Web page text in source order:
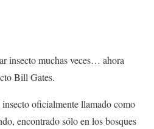
insecto muchas veces… ahora
Bill Gates.
insecto oficialmente llamado como
encontrado sólo en los bosques